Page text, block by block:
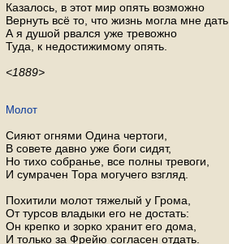
Казалось, в этот мир опять возможно
Вернуть всё то, что жизнь могла мне дать,
А я душой рвался уже тревожно
Туда, к недостижимому опять.
<1889>
Молот
Сияют огнями Одина чертоги,
В совете давно уже боги сидят,
Но тихо собранье, все полны тревоги,
И сумрачен Тора могучего взгляд.
Похитили молот тяжелый у Грома,
От турсов владыки его не достать:
Он крепко и зорко хранит его дома,
И только за Фрейю согласен отдать.